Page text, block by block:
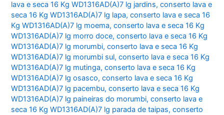
lava e seca 16 Kg WD1316AD(A)7 lg jardins,conserto lava e
seca 16 Kg WD1316AD(A)7 lg lapa,conserto lava e seca 16
Kg WD1316AD(A)7 lg moema,conserto lava e seca 16 Kg
WD1316AD(A)7 lg morro doce,conserto lava e seca 16 Kg
WD1316AD(A)7 lg morumbi,conserto lava e seca 16 Kg
WD1316AD(A)7 lg morumbi sul,conserto lava e seca 16 Kg
WD1316AD(A)7 lg mutinga,conserto lava e seca 16 Kg
WD1316AD(A)7 lg osasco,conserto lava e seca 16 Kg
WD1316AD(A)7 lg pacembu,conserto lava e seca 16 Kg
WD1316AD(A)7 lg paineiras do morumbi,conserto lava e
seca 16 Kg WD1316AD(A)7 lg parada de taipas,conserto